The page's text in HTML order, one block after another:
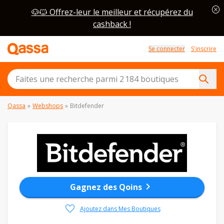
🐶🐱 Offrez-leur le meilleur et récupérez du
cashback !
cancel
Se connecter S'inscrire
Qassa » Webshops » Bitdefender
Gagnez des Qoins chevron_right
favorite
Ajoutez dans Mes Boutiques